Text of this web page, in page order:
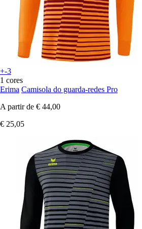
+-3
1 cores
Erima Camisola do guarda-redes Pro
A partir de € 44,00
€ 25,05